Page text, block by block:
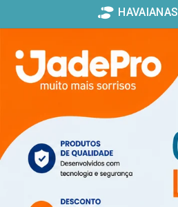
HAVAIANAS